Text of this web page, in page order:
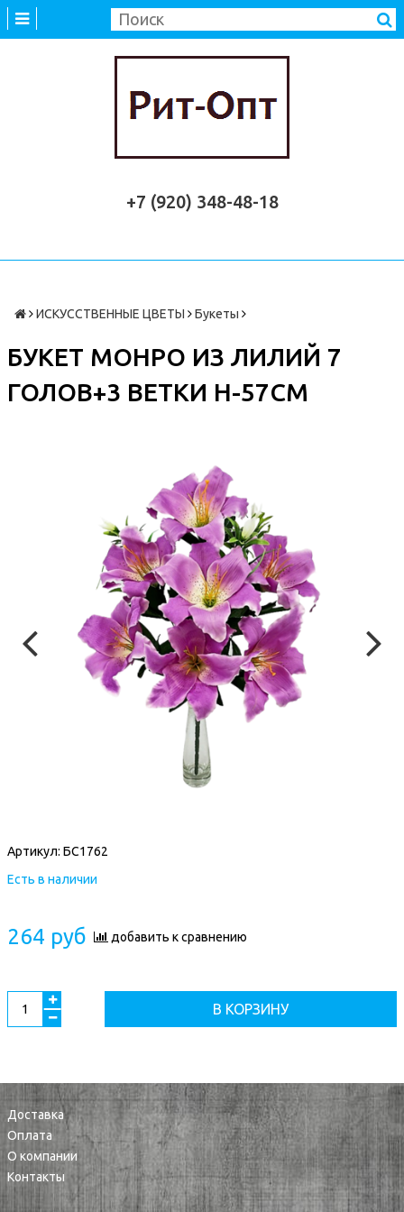
+7 (920) 348-48-18
ИСКУССТВЕННЫЕ ЦВЕТЫ Букеты
БУКЕТ МОНРО ИЗ ЛИЛИЙ 7
ГОЛОВ+3 ВЕТКИ H-57СМ
Артикул: БС1762
Есть в наличии
264 руб добавить к сравнению
В КОРЗИНУ
Доставка
Оплата
О компании
Контакты